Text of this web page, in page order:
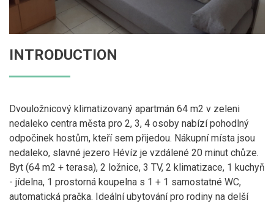
INTRODUCTION
Dvouložnicový klimatizovaný apartmán 64 m2 v zeleni
nedaleko centra města pro 2, 3, 4 osoby nabízí pohodlný
odpočinek hostům, kteří sem přijedou. Nákupní místa jsou
nedaleko, slavné jezero Hévíz je vzdálené 20 minut chůze.
Byt (64 m2 + terasa), 2 ložnice, 3 TV, 2 klimatizace, 1 kuchyň
- jídelna, 1 prostorná koupelna s 1 + 1 samostatné WC,
automatická pračka. Ideální ubytování pro rodiny na delší